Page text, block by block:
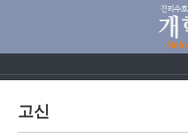
고신
Sketchbook5,